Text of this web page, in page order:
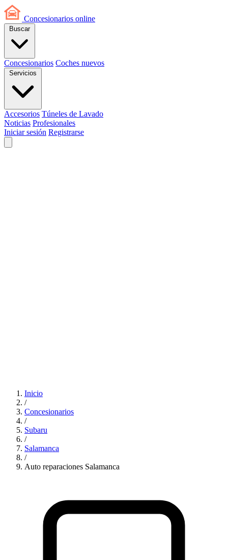
Concesionarios online
Buscar
Concesionarios Coches nuevos
Servicios
Accesorios Túneles de Lavado
Noticias Profesionales
Iniciar sesión Registrarse
Inicio
/
Concesionarios
/
Subaru
/
Salamanca
/
Auto reparaciones Salamanca